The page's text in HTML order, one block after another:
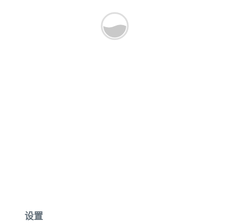
设置